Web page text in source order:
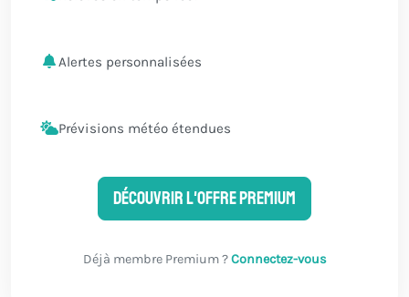
Alertes personnalisées
Prévisions météo étendues
Découvrir l'offre Premium
Déjà membre Premium ?Connectez-vous